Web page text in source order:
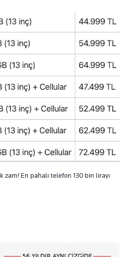
En pahalı telefon 130 bin lirayı